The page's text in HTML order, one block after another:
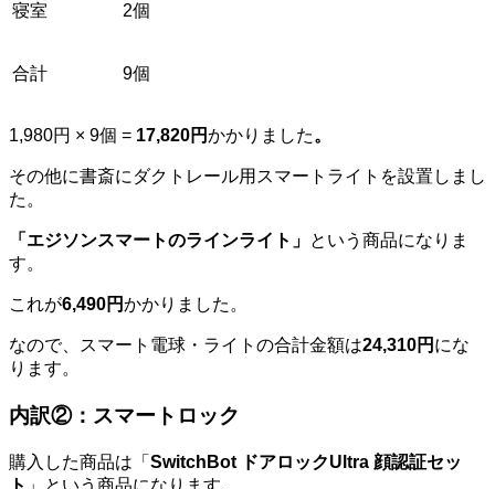
寝室 2個
合計 9個
1,980円 × 9個 = 17,820円かかりました。
その他に書斎にダクトレール用スマートライトを設置しまし
た。
「エジソンスマートのラインライト」 という商品になりま
す。
これが6,490円かかりました。
なので、スマート電球・ライトの合計金額は24,310円 にな
ります。
内訳②：スマートロック
購入した商品は「 SwitchBot ドアロックUltra 顔認証セッ
ト 」という商品になります。